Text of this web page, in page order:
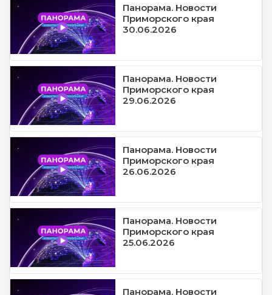
Панорама. Новости
Приморского края
30.06.2026
Панорама. Новости
Приморского края
29.06.2026
Панорама. Новости
Приморского края
26.06.2026
Панорама. Новости
Приморского края
25.06.2026
Панорама. Новости